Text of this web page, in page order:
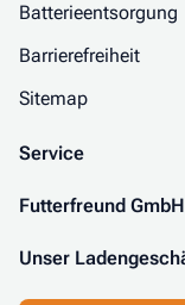
Batterieentsorgung
Barrierefreiheit
Sitemap
Service
Futterfreund GmbH
Unser